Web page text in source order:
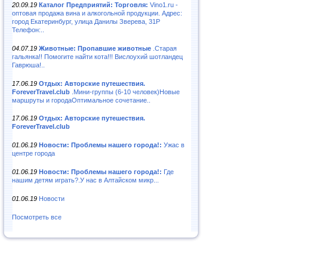
20.09.19 Каталог Предприятий: Торговля: Vino1.ru -
оптовая продажа вина и алкогольной продукции. Адрес:
город Екатеринбург, улица Данилы Зверева, 31Р
Телефон:..
04.07.19 Животные: Пропавшие животные .Старая
гальянка!! Помогите найти кота!!! Вислоухий шотландец
Гаврюша!..
17.06.19 Отдых: Авторские путешествия.
ForeverTravel.club .Мини-группы (6-10 человек)Новые
маршруты и городаОптимальное сочетание..
17.06.19 Отдых: Авторские путешествия.
ForeverTravel.club
01.06.19 Новости: Проблемы нашего города!: Ужас в
центре города
01.06.19 Новости: Проблемы нашего города!: Где
нашим детям играть?.У нас в Алтайском микр...
01.06.19 Новости
Посмотреть все